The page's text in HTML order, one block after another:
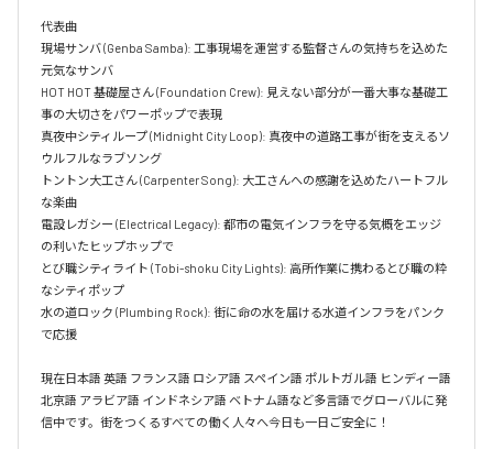
代表曲
現場サンバ (Genba Samba): 工事現場を運営する監督さんの気持ちを込めた
元気なサンバ
HOT HOT 基礎屋さん (Foundation Crew): 見えない部分が一番大事な基礎工
事の大切さをパワーポップで表現
真夜中シティループ (Midnight City Loop): 真夜中の道路工事が街を支えるソ
ウルフルなラブソング
トントン大工さん (Carpenter Song): 大工さんへの感謝を込めたハートフル
な楽曲
電設レガシー (Electrical Legacy): 都市の電気インフラを守る気概をエッジ
の利いたヒップホップで
とび職シティライト (Tobi-shoku City Lights): 高所作業に携わるとび職の粋
なシティポップ
水の道ロック (Plumbing Rock): 街に命の水を届ける水道インフラをパンク
で応援
現在日本語 英語 フランス語 ロシア語 スペイン語 ポルトガル語 ヒンディー語
北京語 アラビア語 インドネシア語 ベトナム語など多言語でグローバルに発
信中です。街をつくるすべての働く人々へ今日も一日ご安全に！